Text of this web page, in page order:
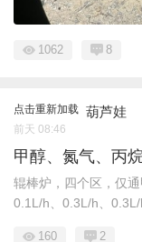
1062 8
点击重新加载 葫芦娃
前天 08:46
甲醇、氮气、丙
辊棒炉，四个区，仅
0.1L/h、0.3L/h、0.3L/
160 2